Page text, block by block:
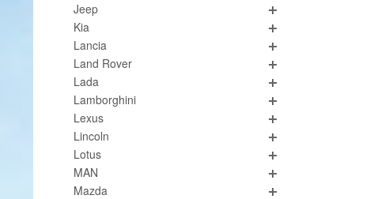
Jeep
Kia
Lancia
Land Rover
Lada
Lamborghini
Lexus
Lincoln
Lotus
MAN
Mazda